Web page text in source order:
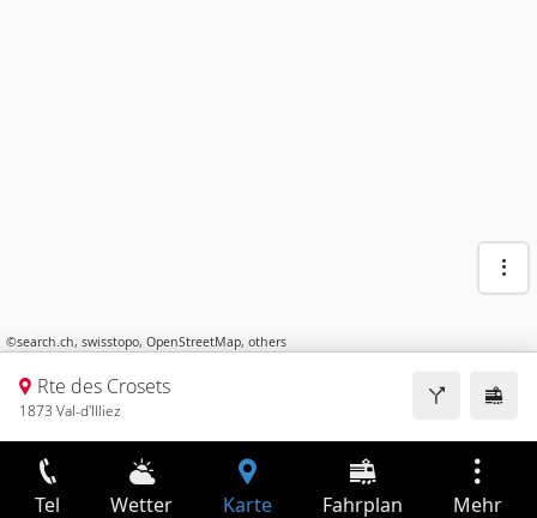
©search.ch, swisstopo, OpenStreetMap, others
Rte des Crosets
1873 Val-d'Illiez
Tel Wetter Karte Fahrplan Mehr